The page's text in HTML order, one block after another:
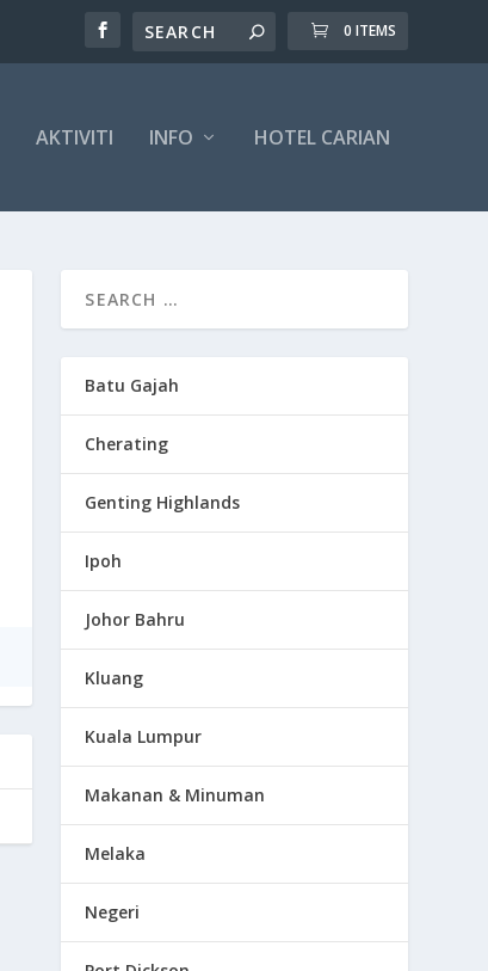
0 ITEMS
AKTIVITI INFO HOTEL CARIAN
Batu Gajah
Cherating
Genting Highlands
Ipoh
Johor Bahru
Kluang
Kuala Lumpur
Makanan & Minuman
Melaka
Negeri